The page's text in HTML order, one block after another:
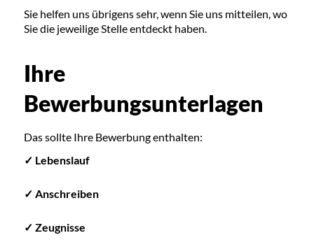
Sie helfen uns übrigens sehr, wenn Sie uns mitteilen, wo
Sie die jeweilige Stelle entdeckt haben.
Ihre
Bewerbungsunterlagen
Das sollte Ihre Bewerbung enthalten:
✓ Lebenslauf
✓ Anschreiben
✓ Zeugnisse